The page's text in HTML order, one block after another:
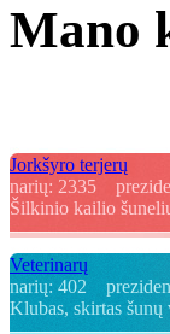
Mano
Jorkšyro terjerų
narių: 2335
Šilkinio kailio
Veterinarų
narių: 402
Klubas, skirtas šunų